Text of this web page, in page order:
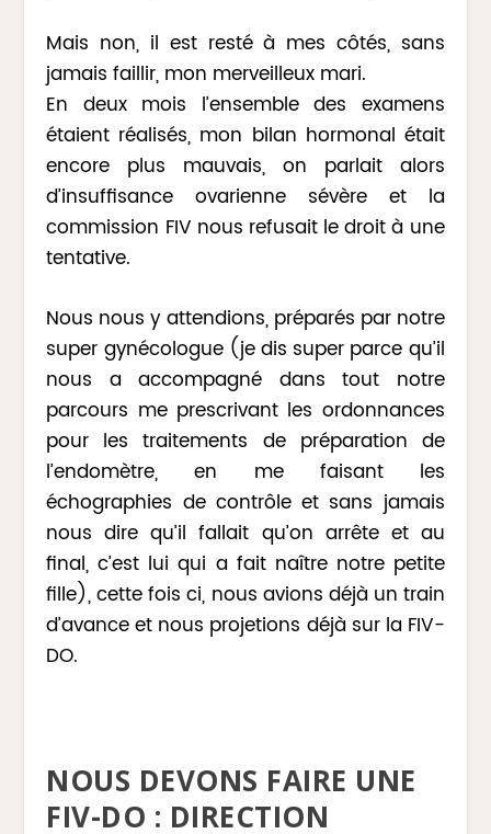
Mais non, il est resté à mes côtés, sans
jamais faillir, mon merveilleux mari.
En deux mois l’ensemble des examens
étaient réalisés, mon bilan hormonal était
encore plus mauvais, on parlait alors
d’insuffisance ovarienne sévère et la
commission FIV nous refusait le droit à une
tentative.
Nous nous y attendions, préparés par notre
super gynécologue (je dis super parce qu’il
nous a accompagné dans tout notre
parcours me prescrivant les ordonnances
pour les traitements de préparation de
l’endomètre, en me faisant les
échographies de contrôle et sans jamais
nous dire qu’il fallait qu’on arrête et au
final, c’est lui qui a fait naître notre petite
fille), cette fois ci, nous avions déjà un train
d’avance et nous projetions déjà sur la FIV-
DO.
NOUS DEVONS FAIRE UNE
FIV-DO : DIRECTION